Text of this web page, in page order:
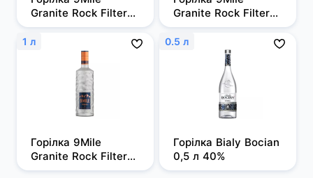
Granite Rock Filtered
0,5л, 37,5%
Granite Rock Filtered
0,7 л, 37,5%
1 л
Горілка 9Mile
Granite Rock Filtered
1 л, 37,5%
0.5 л
Горілка Bialy Bocian
0,5 л 40%